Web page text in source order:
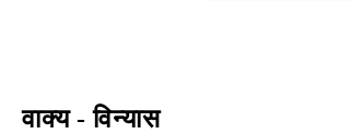
वाक्य - विन्यास